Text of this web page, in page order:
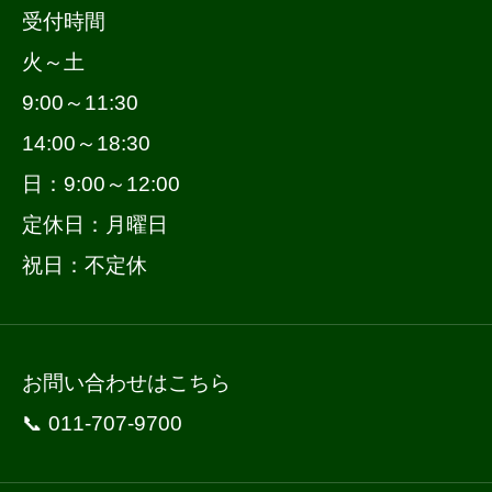
受付時間
火～土
9:00～11:30
14:00～18:30
日：9:00～12:00
定休日：月曜日
祝日：不定休
お問い合わせはこちら
📞 011-707-9700